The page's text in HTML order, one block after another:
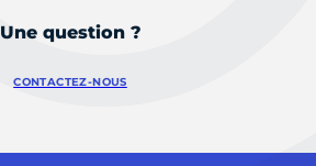
Une question ?
CONTACTEZ-NOUS